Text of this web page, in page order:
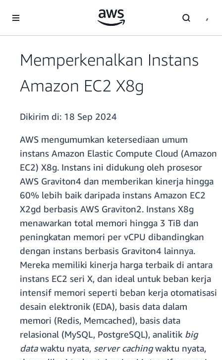
Memperkenalkan Instans
Amazon EC2 X8g
Dikirim di: 18 Sep 2024
AWS mengumumkan ketersediaan umum
instans Amazon Elastic Compute Cloud (Amazon
EC2) X8g. Instans ini didukung oleh prosesor
AWS Graviton4 dan memberikan kinerja hingga
60% lebih baik daripada instans Amazon EC2
X2gd berbasis AWS Graviton2. Instans X8g
menawarkan total memori hingga 3 TiB dan
peningkatan memori per vCPU dibandingkan
dengan instans berbasis Graviton4 lainnya.
Mereka memiliki kinerja harga terbaik di antara
instans EC2 seri X, dan ideal untuk beban kerja
intensif memori seperti beban kerja otomatisasi
desain elektronik (EDA), basis data dalam
memori (Redis, Memcached), basis data
relasional (MySQL, PostgreSQL), analitik big
datawaktu nyata, server cachingwaktu nyata,